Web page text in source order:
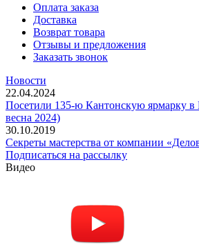
Оплата заказа
Доставка
Возврат товара
Отзывы и предложения
Заказать звонок
Новости
22.04.2024
Посетили 135-ю Кантонскую ярмарку в
весна 2024)
30.10.2019
Секреты мастерства от компании
Подписаться на рассылку
Видео